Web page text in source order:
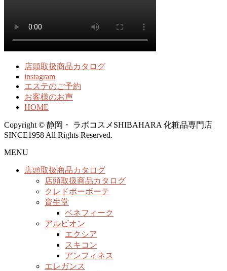
店頭取扱商品カタログ
instagram
エステのご予約
お客様のお声
HOME
Copyright © 静岡・ ラボコスメSHIBAHARA 化粧品専門店
SINCE1958 All Rights Reserved.
MENU
店頭取扱商品カタログ
店頭取扱商品カタログ
クレドポーボーテ
資生堂
ベネフィーク
アルビオン
エクシア
スキコン
アンフィネス
エレガンス